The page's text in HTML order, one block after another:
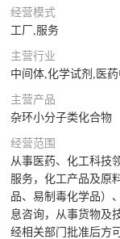
经营模式
工厂,服务
主营行业
中间体,化学试剂,医
主营产品
杂环小分子类化合物
经营范围
从事医药、化工科技
服务，化工产品及原
品、易制毒化学品）
息咨询，从事货物及
经相关部门批准后方